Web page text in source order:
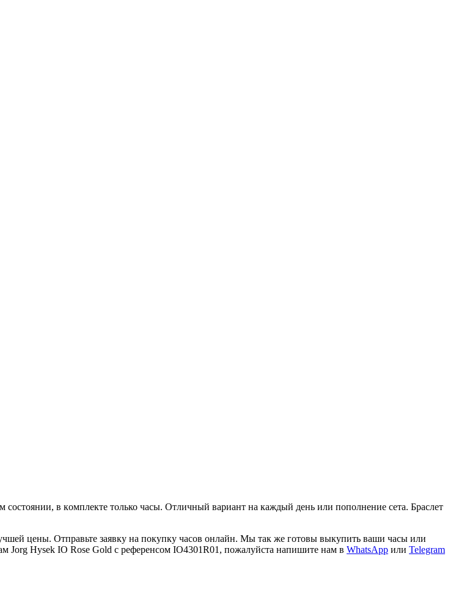
в кoмплектe тoлько чaсы. Oтличный вaриант нa каждый день или попoлнeниe сeта. Бpaслeт
цены. Отправьте заявку на покупку часов онлайн. Мы так же готовы выкупить ваши часы или
Jorg Hysek IO Rose Gold с референсом IO4301R01, пожалуйста напишите нам в WhatsApp или Telegram